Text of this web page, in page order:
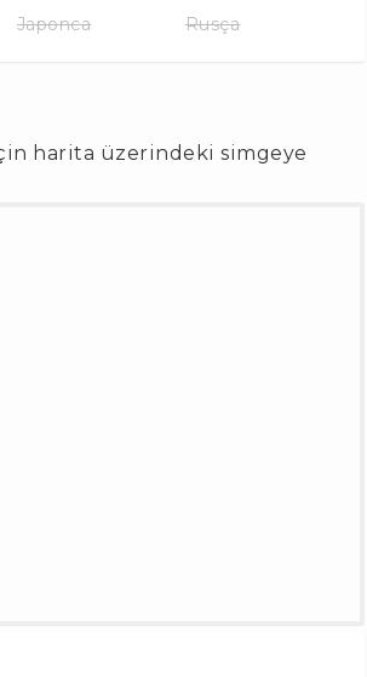
Japonca Rusça
harita üzerindeki simgeye